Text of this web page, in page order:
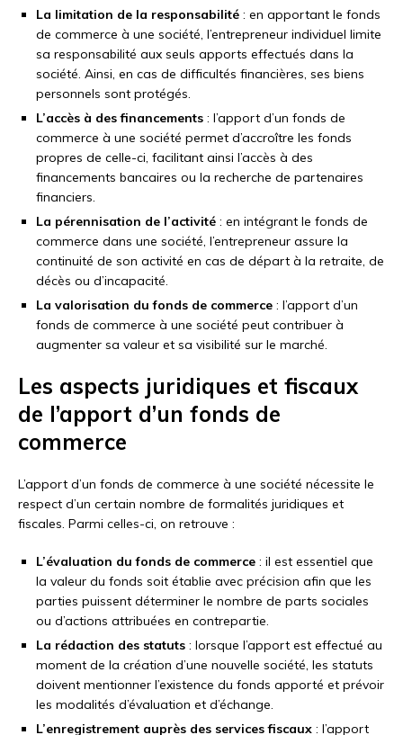
La limitation de la responsabilité : en apportant le fonds
de commerce à une société, l’entrepreneur individuel limite
sa responsabilité aux seuls apports effectués dans la
société. Ainsi, en cas de difficultés financières, ses biens
personnels sont protégés.
L’accès à des financements : l’apport d’un fonds de
commerce à une société permet d’accroître les fonds
propres de celle-ci, facilitant ainsi l’accès à des
financements bancaires ou la recherche de partenaires
financiers.
La pérennisation de l’activité : en intégrant le fonds de
commerce dans une société, l’entrepreneur assure la
continuité de son activité en cas de départ à la retraite, de
décès ou d’incapacité.
La valorisation du fonds de commerce : l’apport d’un
fonds de commerce à une société peut contribuer à
augmenter sa valeur et sa visibilité sur le marché.
Les aspects juridiques et fiscaux
de l’apport d’un fonds de
commerce
L’apport d’un fonds de commerce à une société nécessite le
respect d’un certain nombre de formalités juridiques et
fiscales. Parmi celles-ci, on retrouve :
L’évaluation du fonds de commerce : il est essentiel que
la valeur du fonds soit établie avec précision afin que les
parties puissent déterminer le nombre de parts sociales
ou d’actions attribuées en contrepartie.
La rédaction des statuts : lorsque l’apport est effectué au
moment de la création d’une nouvelle société, les statuts
doivent mentionner l’existence du fonds apporté et prévoir
les modalités d’évaluation et d’échange.
L’enregistrement auprès des services fiscaux : l’apport